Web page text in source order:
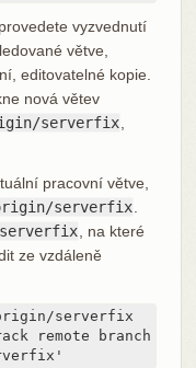
vyzvednutí
větve,
editovatelné kopie.
nová větev
serverfix,
pracovní větve,
serverfix.
serverfix, na které
ze vzdáleně
serverfix
remote branch